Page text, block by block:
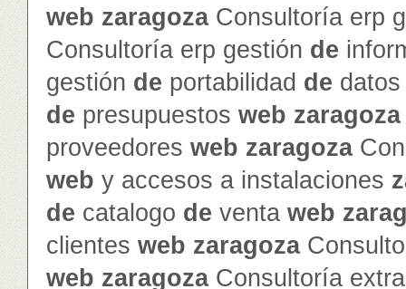
web zaragozaConsultoría erp
Consultoría erp gestión de
gestión de portabilidad de
de presupuestos web zaragoza
proveedores web zaragoza
web y accesos a instalaciones
de catalogo de venta web
clientes web zaragoza
web zaragozaConsultoría